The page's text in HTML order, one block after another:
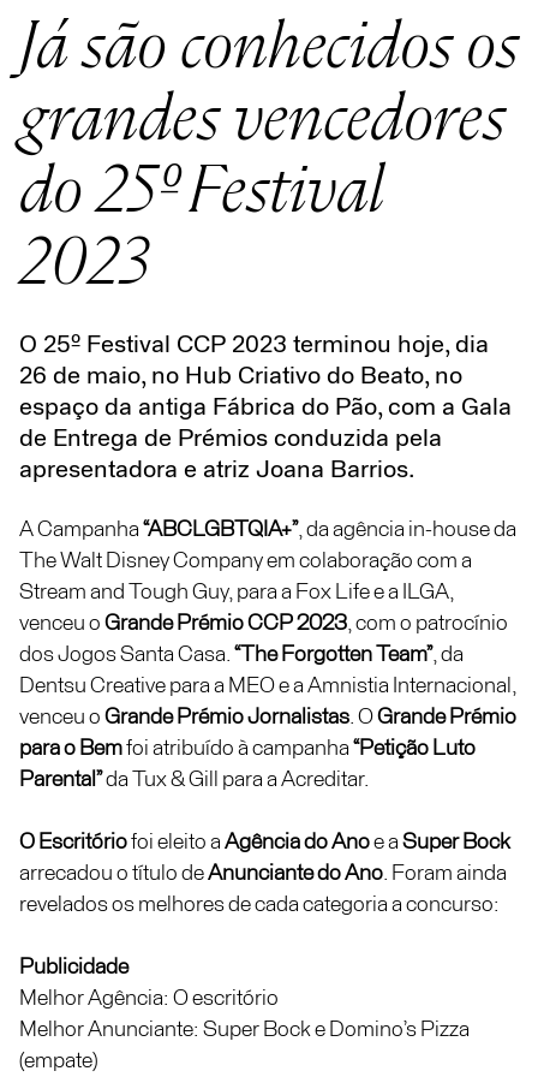
Já são conhecidos os
grandes vencedores
do 25º Festival
2023
O 25º Festival CCP 2023 terminou hoje, dia
26 de maio, no Hub Criativo do Beato, no
espaço da antiga Fábrica do Pão, com a Gala
de Entrega de Prémios conduzida pela
apresentadora e atriz Joana Barrios.
A Campanha “ABCLGBTQIA+”, da agência in-house da
The Walt Disney Company em colaboração com a
Stream and Tough Guy, para a Fox Life e a ILGA,
venceu o Grande Prémio CCP 2023, com o patrocínio
dos Jogos Santa Casa. “The Forgotten Team”, da
Dentsu Creative para a MEO e a Amnistia Internacional,
venceu o Grande Prémio Jornalistas. OGrande Prémio
para o Bemfoi atribuído à campanha “Petição Luto
Parental”da Tux & Gill para a Acreditar.
O Escritóriofoi eleito a Agência do Anoe a Super Bock
arrecadou o título deAnunciante do Ano. Foram ainda
revelados os melhores de cada categoria a concurso:
Publicidade
Melhor Agência: O escritório
Melhor Anunciante: Super Bock e Domino’s Pizza
(empate)